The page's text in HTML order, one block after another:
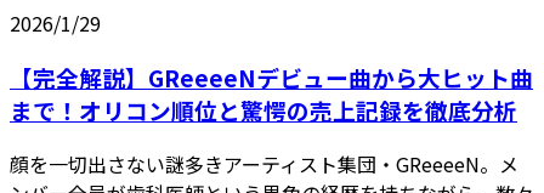
2026/1/29
【完全解説】GReeeeNデビュー曲から大ヒット曲
まで！オリコン順位と驚愕の売上記録を徹底分析
顔を一切出さない謎多きアーティスト集団・GReeeeN。メ